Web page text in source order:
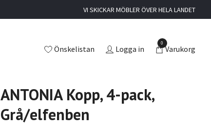
VI SKICKAR MÖBLER ÖVER HELA LANDET
Önskelistan Logga in
0
Varukorg
ANTONIA Kopp, 4-pack,
Grå/elfenben